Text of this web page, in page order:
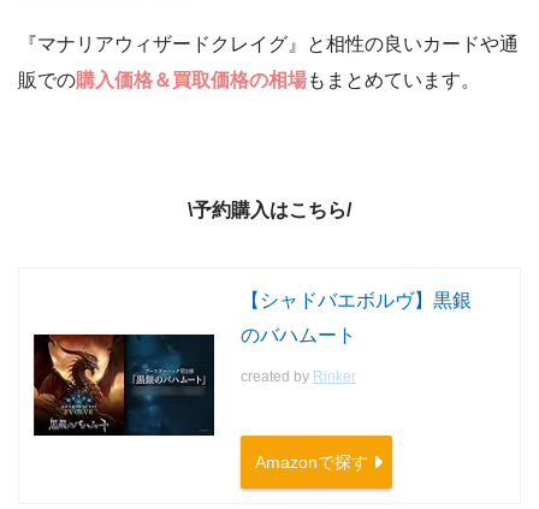
『マナリアウィザードクレイグ』と相性の良いカードや通
販での購入価格＆買取価格の相場もまとめています。
\予約購入はこちら/
【シャドバエボルヴ】黒銀
のバハムート
created by Rinker
Amazonで探す